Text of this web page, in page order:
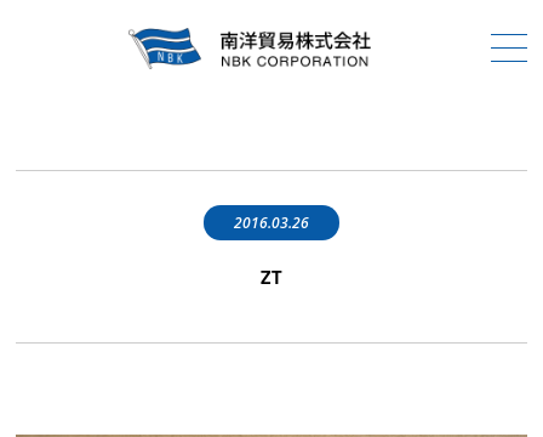
2016.03.26
ZT